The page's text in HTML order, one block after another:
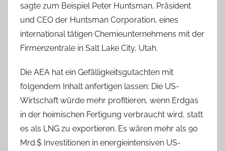
sagte zum Beispiel Peter Huntsman, Präsident
und CEO der Huntsman Corporation, eines
international tätigen Chemieunternehmens mit der
Firmenzentrale in Salt Lake City, Utah.
Die AEA hat ein Gefälligkeitsgutachten mit
folgendem Inhalt anfertigen lassen: Die US-
Wirtschaft würde mehr profitieren, wenn Erdgas
in der heimischen Fertigung verbraucht wird, statt
es als LNG zu exportieren. Es wären mehr als 90
Mrd.$ Investitionen in energieintensiven US-